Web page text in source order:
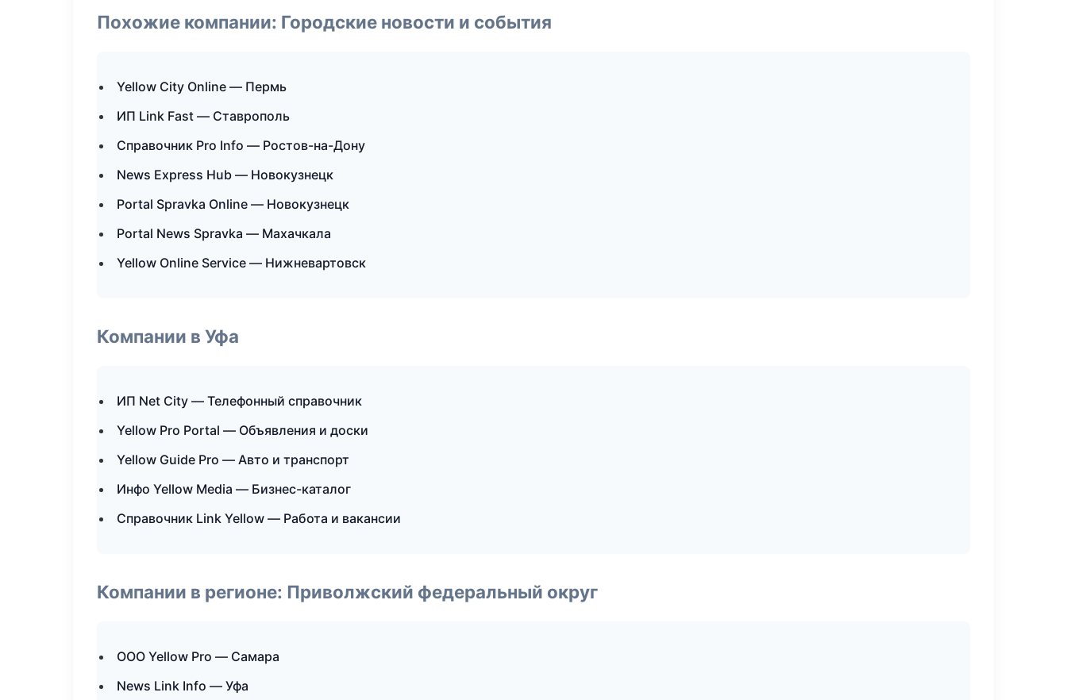
Похожие компании: Городские новости и события
Yellow City Online — Пермь
ИП Link Fast — Ставрополь
Справочник Pro Info — Ростов-на-Дону
News Express Hub — Новокузнецк
Portal Spravka Online — Новокузнецк
Portal News Spravka — Махачкала
Yellow Online Service — Нижневартовск
Компании в Уфа
ИП Net City — Телефонный справочник
Yellow Pro Portal — Объявления и доски
Yellow Guide Pro — Авто и транспорт
Инфо Yellow Media — Бизнес-каталог
Справочник Link Yellow — Работа и вакансии
Компании в регионе: Приволжский федеральный округ
ООО Yellow Pro — Самара
News Link Info — Уфа